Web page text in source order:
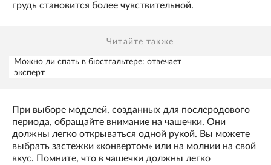
грудь становится более чувствительной.
Читайте также
Можно ли спать в бюстгальтере: отвечает
эксперт
При выборе моделей, созданных для послеродового
периода, обращайте внимание на чашечки. Они
должны легко открываться одной рукой. Вы можете
выбрать застежки «конвертом» или на молнии на свой
вкус. Помните, что в чашечки должны легко